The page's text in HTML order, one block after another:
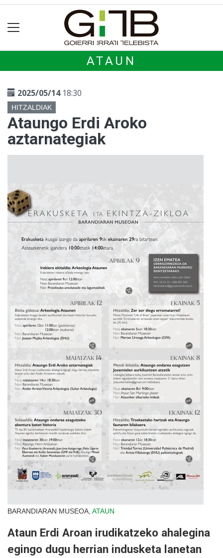
ATAUN
2025/05/1418:30
HITZALDIAK
Ataungo Erdi Aroko
aztarnategiak
BARANDIARAN MUSEOA, ATAUN
Ataun Erdi Aroan irudikatzeko ahalegina
egingo dugu herrian indusketa lanetan